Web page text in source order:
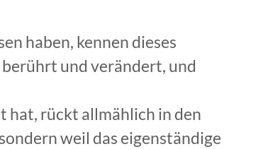
haben, kennen dieses
und verändert, und
hat, rückt allmählich in den
weil das eigenständige